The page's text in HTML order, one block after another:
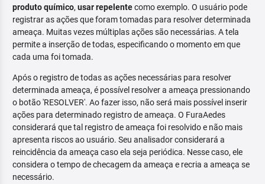
produto químico, usar repelentecomo exemplo. O usuário pode
registrar as ações que foram tomadas para resolver determinada
ameaça. Muitas vezes múltiplas ações são necessárias. A tela
permite a inserção de todas, especificando o momento em que
cada uma foi tomada.
Após o registro de todas as ações necessárias para resolver
determinada ameaça, é possível resolver a ameaça pressionando
o botão 'RESOLVER'. Ao fazer isso, não será mais possível inserir
ações para determinado registro de ameaça. O FuraAedes
considerará que tal registro de ameaça foi resolvido e não mais
apresenta riscos ao usuário. Seu analisador considerará a
reincidência da ameaça caso ela seja periódica. Nesse caso, ele
considera o tempo de checagem da ameaça e recria a ameaça se
necessário.